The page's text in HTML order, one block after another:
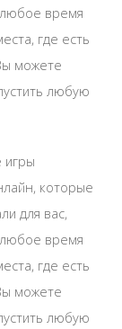
время
где есть
можете
любую
игры
которые
для вас,
время
где есть
можете
любую